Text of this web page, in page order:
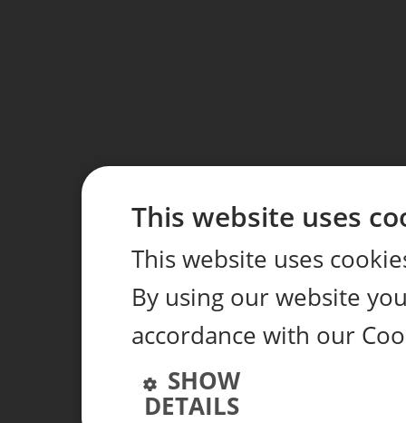
This website uses
This website uses
By using our website
accordance with our
SHOW
DETAILS